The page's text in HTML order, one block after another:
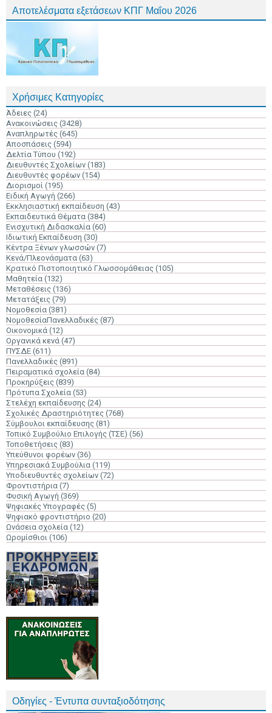
Αποτελέσματα εξετάσεων ΚΠΓ Μαΐου 2026
Χρήσιμες Κατηγορίες
Άδειες (24)
Ανακοινώσεις (3428)
Αναπληρωτές (645)
Αποσπάσεις (594)
Δελτία Τύπου (192)
Διευθυντές Σχολείων (183)
Διευθυντές φορέων (154)
Διορισμοί (195)
Ειδική Αγωγή (266)
Εκκλησιαστική εκπαίδευση (43)
Εκπαιδευτικά Θέματα (384)
Ενισχυτική Διδασκαλία (60)
Ιδιωτική Εκπαίδευση (30)
Κέντρα Ξένων γλωσσών (7)
Κενά/Πλεονάσματα (63)
Κρατικό Πιστοποιητικό Γλωσσομάθειας (105)
Μαθητεία (132)
Μεταθέσεις (136)
Μετατάξεις (79)
Νομοθεσία (381)
ΝομοθεσίαΠανελλαδικές (87)
Οικονομικά (12)
Οργανικά κενά (47)
ΠΥΣΔΕ (611)
Πανελλαδικές (891)
Πειραματικά σχολεία (84)
Προκηρύξεις (839)
Πρότυπα Σχολεία (53)
Στελέχη εκπαίδευσης (24)
Σχολικές Δραστηριότητες (768)
Σύμβουλοι εκπαίδευσης (81)
Τοπικό Συμβούλιο Επιλογής (ΤΣΕ) (56)
Τοποθετήσεις (83)
Υπεύθυνοι φορέων (36)
Υπηρεσιακά Συμβούλια (119)
Υποδιευθυντές σχολείων (72)
Φροντιστήρια (7)
Φυσική Αγωγή (369)
Ψηφιακές Υπογραφές (5)
Ψηφιακό φροντιστήριο (20)
Ωνάσεια σχολεία (12)
Ωρομίσθιοι (106)
Οδηγίες - Έντυπα συνταξιοδότησης